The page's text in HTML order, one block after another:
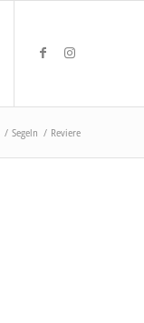
/ Segeln / Reviere